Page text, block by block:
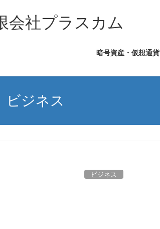
会社プラスカム
暗号資産・仮想通貨
ビジネス
ビジネス